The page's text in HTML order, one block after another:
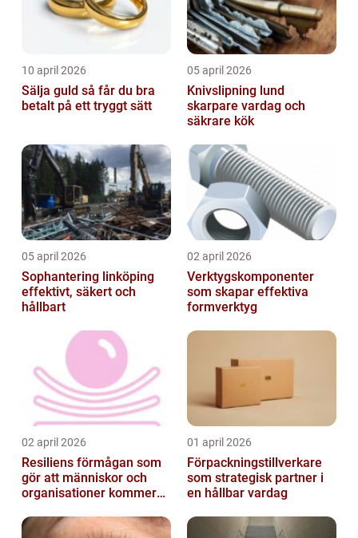
10 april 2026
Sälja guld så får du bra
betalt på ett tryggt sätt
05 april 2026
Knivslipning lund
skarpare vardag och
säkrare kök
05 april 2026
Sophantering linköping
effektivt, säkert och
hållbart
02 april 2026
Verktygskomponenter
som skapar effektiva
formverktyg
02 april 2026
Resiliens förmågan som
gör att människor och
organisationer kommer
01 april 2026
Förpackningstillverkare
som strategisk partner i
en hållbar vardag